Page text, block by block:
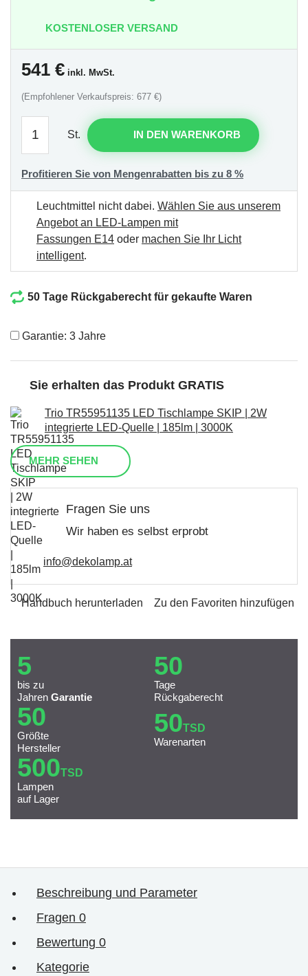
KOSTENLOSER VERSAND
541 € inkl. MwSt.
(Empfohlener Verkaufspreis: 677 €)
St. IN DEN WARENKORB
Profitieren Sie von Mengenrabatten bis zu 8 %
Leuchtmittel nicht dabei. Wählen Sie aus unserem
Angebot an LED-Lampen mit
Fassungen E14 oder machen Sie Ihr Licht
intelligent.
50 Tage Rückgaberecht für gekaufte Waren
Garantie: 3 Jahre
Sie erhalten das Produkt GRATIS
Trio TR55951135 LED Tischlampe SKIP | 2W
integrierte LED-Quelle | 185lm | 3000K
MEHR SEHEN
Fragen Sie uns
Wir haben es selbst erprobt
info@dekolamp.at
Handbuch herunterladen Zu den Favoriten hinzufügen
5
bis zu
Jahren Garantie
50
Tage
Rückgaberecht
50
Größte
Hersteller
50TSD
Warenarten
500TSD
Lampen
auf Lager
Beschreibung und Parameter
Fragen 0
Bewertung 0
Kategorie